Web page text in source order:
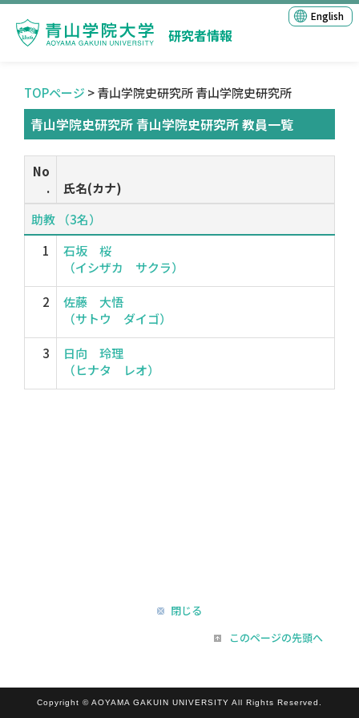
研究者情報
English
TOPページ > 青山学院史研究所 青山学院史研究所
青山学院史研究所 青山学院史研究所 教員一覧
No
.
氏名(カナ)
助教 （3名）
1
石坂 桜
（イシザカ サクラ）
2
佐藤 大悟
（サトウ ダイゴ）
3
日向 玲理
（ヒナタ レオ）
閉じる
このページの先頭へ
Copyright © AOYAMA GAKUIN UNIVERSITY All Rights Reserved.